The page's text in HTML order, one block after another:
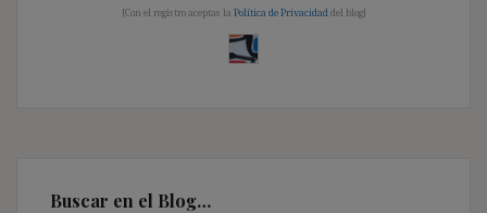
[Con el registro aceptas la Política de Privacidaddel blog]
Buscar en el Blog…